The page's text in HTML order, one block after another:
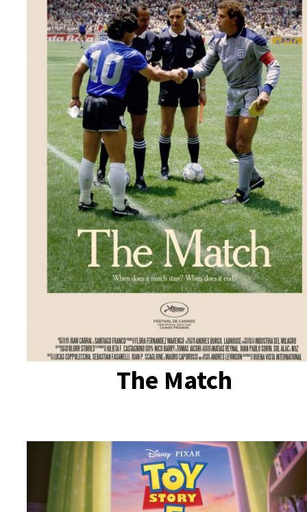
The Match